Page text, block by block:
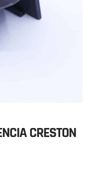
CRESTON